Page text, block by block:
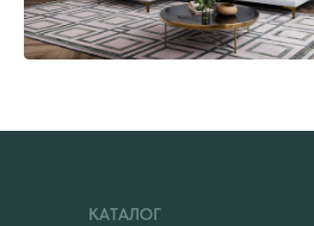
КАТАЛОГ